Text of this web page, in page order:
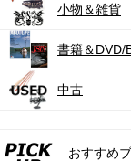
小物＆雑貨
書籍＆DVD/
中古
おすすめ